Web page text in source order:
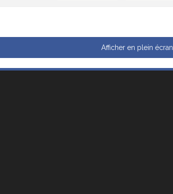
Afficher en plein écran